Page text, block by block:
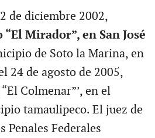
de diciembre 2002,
“El Mirador”, en San José
de Soto la Marina, en
24 de agosto de 2005,
Colmenar”’, en el
tamaulipeco. El juez de
Penales Federales